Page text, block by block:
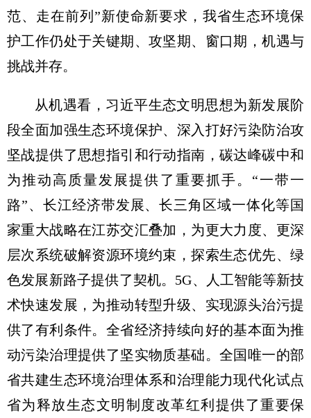
范、走在前列”新使命新要求，我省生态环境保
护工作仍处于关键期、攻坚期、窗口期，机遇与
挑战并存。
从机遇看，习近平生态文明思想为新发展阶
段全面加强生态环境保护、深入打好污染防治攻
坚战提供了思想指引和行动指南，碳达峰碳中和
为推动高质量发展提供了重要抓手。“一带一
路”、长江经济带发展、长三角区域一体化等国
家重大战略在江苏交汇叠加，为更大力度、更深
层次系统破解资源环境约束，探索生态优先、绿
色发展新路子提供了契机。5G、人工智能等新技
术快速发展，为推动转型升级、实现源头治污提
供了有利条件。全省经济持续向好的基本面为推
动污染治理提供了坚实物质基础。全国唯一的部
省共建生态环境治理体系和治理能力现代化试点
省为释放生态文明制度改革红利提供了重要保